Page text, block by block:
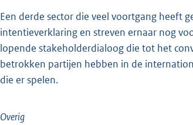
Een derde sector die veel voortgang heeft
intentieverklaring en streven ernaar nog
lopende stakeholderdialoog die tot het
betrokken partijen hebben in de
die er spelen.
Overig